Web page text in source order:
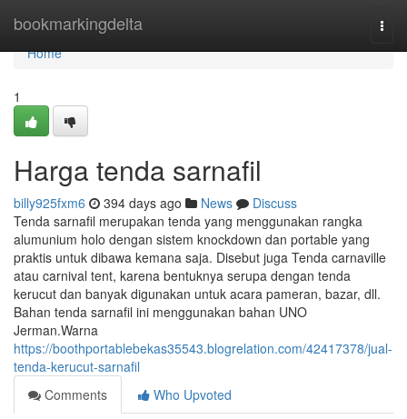
bookmarkingdelta
Home
Home
1
Harga tenda sarnafil
billy925fxm6 394 days ago News
Discuss
Tenda sarnafil merupakan tenda yang menggunakan rangka
alumunium holo dengan sistem knockdown dan portable yang
praktis untuk dibawa kemana saja. Disebut juga Tenda carnaville
atau carnival tent, karena bentuknya serupa dengan tenda
kerucut dan banyak digunakan untuk acara pameran, bazar, dll.
Bahan tenda sarnafil ini menggunakan bahan UNO
Jerman.Warna
https://boothportablebekas35543.blogrelation.com/42417378/jual-
tenda-kerucut-sarnafil
Comments
Who Upvoted